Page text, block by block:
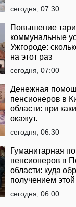
сегодня, 07:30
Повышение
коммунальные
Ужгороде:
на этот раз
сегодня, 07:00
Денежная
пенсионеров в
области: при
окажут.
сегодня, 06:30
Гуманитарная
пенсионеров в
области: куда
получением
сегодня, 06:00